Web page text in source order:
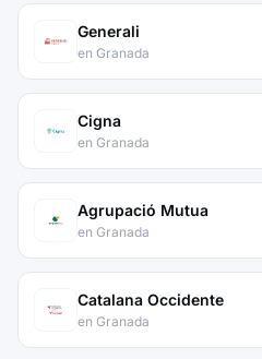
Generali
en Granada
Cigna
en Granada
Agrupació Mutua
en Granada
Catalana Occidente
en Granada